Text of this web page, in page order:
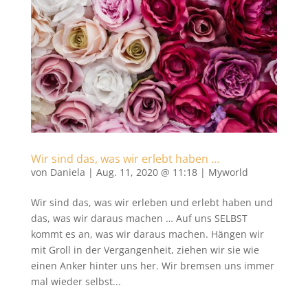
Wir sind das, was wir erlebt haben …
von Daniela | Aug. 11, 2020 @ 11:18| Myworld
Wir sind das, was wir erleben und erlebt haben und
das, was wir daraus machen … Auf uns SELBST
kommt es an, was wir daraus machen. Hängen wir
mit Groll in der Vergangenheit, ziehen wir sie wie
einen Anker hinter uns her. Wir bremsen uns immer
mal wieder selbst...